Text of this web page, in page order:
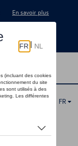
En savoir plus
FR